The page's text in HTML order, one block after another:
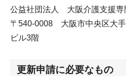
公益社団法人 大阪介護支援
〒540-0008 大阪市中央区大
ビル3階
更新申請に必要なもの